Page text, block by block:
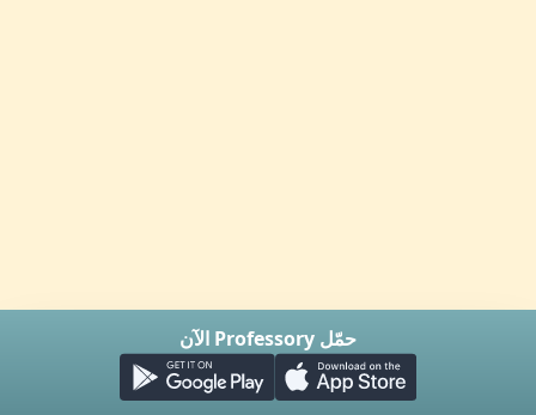
حمّل Professory الآن